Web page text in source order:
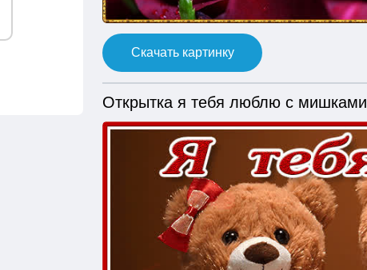
Скачать картинку
Открытка я тебя люблю с мишками